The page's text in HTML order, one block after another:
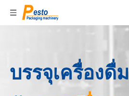
บรรจุเครื่องดื่ม